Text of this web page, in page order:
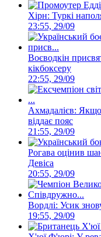
Хірн: Туркі
23:55, 29/09
Воєводкін
кікбоксеру
22:55, 29/09
Ахмадалієв:
віддає пояс
21:55, 29/09
Рогава оцінив
Девіса
20:55, 29/09
Вордлі: Усик
19:55, 29/09